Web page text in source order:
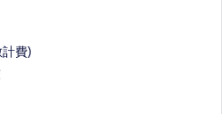
費)